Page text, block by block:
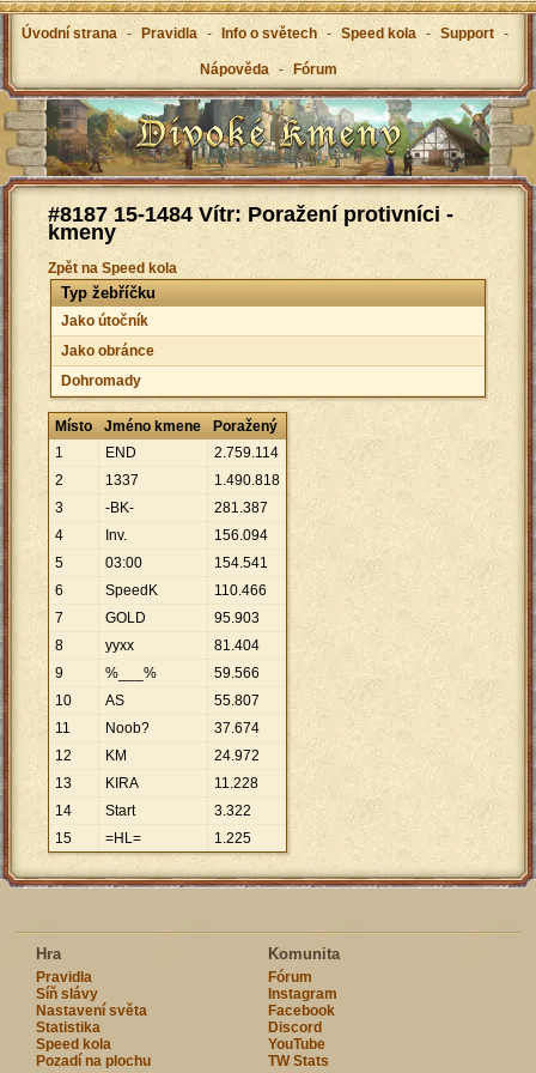
Úvodní strana - Pravidla - Info o světech - Speed kola - Support -
Nápověda - Fórum
#8187 15-1484 Vítr: Poražení protivníci -
kmeny
Zpět na Speed kola
Typ žebříčku
Jako útočník
Jako obránce
Dohromady
Místo Jméno kmene
Poražený
1
END 2.759.114
2
1337 1.490.818
3
-BK- 281.387
4
Inv. 156.094
5
03:00 154.541
6
SpeedK 110.466
7
GOLD 95.903
8
yyxx 81.404
9
%___% 59.566
10
AS 55.807
11
Noob? 37.674
12
KM 24.972
13
KIRA 11.228
14
Start 3.322
15
=HL= 1.225
Hra
Pravidla
Síň slávy
Nastavení světa
Statistika
Speed kola
Pozadí na plochu
Komunita
Fórum
Instagram
Facebook
Discord
YouTube
TW Stats